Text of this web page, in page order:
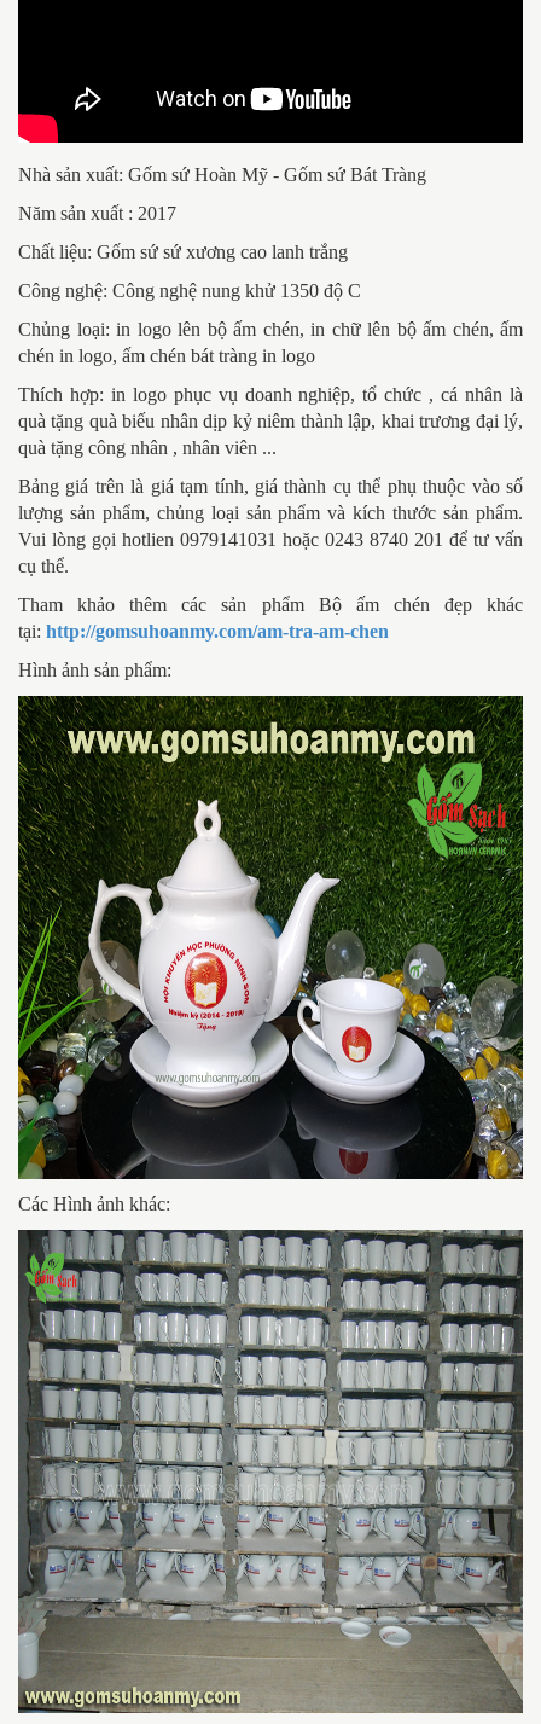
Nhà sản xuất: Gốm sứ Hoàn Mỹ - Gốm sứ Bát Tràng
Năm sản xuất : 2017
Chất liệu: Gốm sứ sứ xương cao lanh trắng
Công nghệ: Công nghệ nung khử 1350 độ C
Chủng loại: in logo lên bộ ấm chén, in chữ lên bộ ấm chén, ấm
chén in logo, ấm chén bát tràng in logo
Thích hợp: in logo phục vụ doanh nghiệp, tổ chức , cá nhân là
quà tặng quà biếu nhân dịp kỷ niêm thành lập, khai trương đại lý,
quà tặng công nhân , nhân viên ...
Bảng giá trên là giá tạm tính, giá thành cụ thể phụ thuộc vào số
lượng sản phẩm, chủng loại sản phẩm và kích thước sản phẩm.
Vui lòng gọi hotlien 0979141031 hoặc 0243 8740 201 để tư vấn
cụ thể.
Tham khảo thêm các sản phẩm Bộ ấm chén đẹp khác
tại: http://gomsuhoanmy.com/am-tra-am-chen
Hình ảnh sản phẩm:
Các Hình ảnh khác: